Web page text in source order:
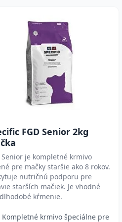
FGD Senior 2kg
Senior je kompletné krmivo
pre mačky staršie ako 8 rokov.
nutričnú podporu pre
starších mačiek. Je vhodné
kŕmenie.
Kompletné krmivo špeciálne pre